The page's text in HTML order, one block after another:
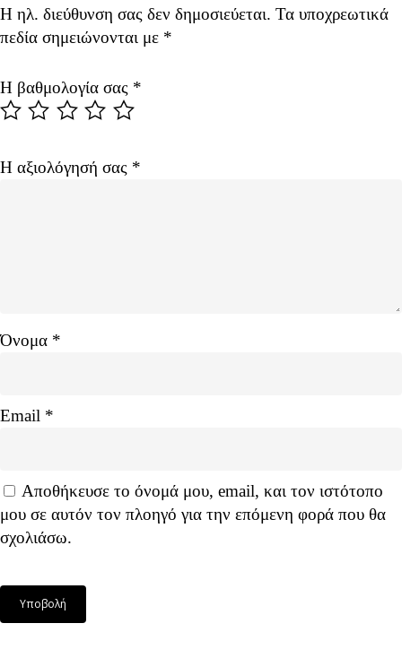
Η ηλ. διεύθυνση σας δεν δημοσιεύεται. Τα υποχρεωτικά
πεδία σημειώνονται με *
Η βαθμολογία σας *
Η αξιολόγησή σας *
Όνομα *
Email *
Αποθήκευσε το όνομά μου, email, και τον ιστότοπο
μου σε αυτόν τον πλοηγό για την επόμενη φορά που θα
σχολιάσω.
Alternative: